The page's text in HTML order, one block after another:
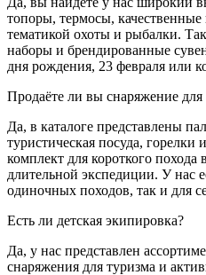
топоры, термосы,
тематикой охоты и рыбалки.
наборы и брендированные
дня рождения, 23 февраля или
Продаёте ли вы снаряжение
Да, в каталоге представлены
туристическая посуда,
комплект для короткого похода
длительной экспедиции. У нас
одиночных походов, так и для
Есть ли детская экипировка?
Да, у нас представлен
снаряжения для туризма и